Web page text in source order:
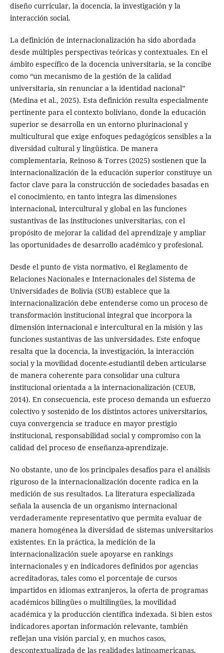
diseño curricular, la docencia, la investigación y la
interacción social.
La definición de internacionalización ha sido abordada
desde múltiples perspectivas teóricas y contextuales. En el
ámbito específico de la docencia universitaria, se la concibe
como “un mecanismo de la gestión de la calidad
universitaria, sin renunciar a la identidad nacional”
(Medina et al., 2025). Esta definición resulta especialmente
pertinente para el contexto boliviano, donde la educación
superior se desarrolla en un entorno plurinacional y
multicultural que exige enfoques pedagógicos sensibles a la
diversidad cultural y lingüística. De manera
complementaria, Reinoso & Torres (2025) sostienen que la
internacionalización de la educación superior constituye un
factor clave para la construcción de sociedades basadas en
el conocimiento, en tanto integra las dimensiones
internacional, intercultural y global en las funciones
sustantivas de las instituciones universitarias, con el
propósito de mejorar la calidad del aprendizaje y ampliar
las oportunidades de desarrollo académico y profesional.
Desde el punto de vista normativo, el Reglamento de
Relaciones Nacionales e Internacionales del Sistema de
Universidades de Bolivia (SUB) establece que la
internacionalización debe entenderse como un proceso de
transformación institucional integral que incorpora la
dimensión internacional e intercultural en la misión y las
funciones sustantivas de las universidades. Este enfoque
resalta que la docencia, la investigación, la interacción
social y la movilidad docente-estudiantil deben articularse
de manera coherente para consolidar una cultura
institucional orientada a la internacionalización (CEUB,
2014). En consecuencia, este proceso demanda un esfuerzo
colectivo y sostenido de los distintos actores universitarios,
cuya convergencia se traduce en mayor prestigio
institucional, responsabilidad social y compromiso con la
calidad del proceso de enseñanza-aprendizaje.
No obstante, uno de los principales desafíos para el análisis
riguroso de la internacionalización docente radica en la
medición de sus resultados. La literatura especializada
señala la ausencia de un organismo internacional
verdaderamente representativo que permita evaluar de
manera homogénea la diversidad de sistemas universitarios
existentes. En la práctica, la medición de la
internacionalización suele apoyarse en rankings
internacionales y en indicadores definidos por agencias
acreditadoras, tales como el porcentaje de cursos
impartidos en idiomas extranjeros, la oferta de programas
académicos bilingües o multilingües, la movilidad
académica y la producción científica indexada. Si bien estos
indicadores aportan información relevante, también
reflejan una visión parcial y, en muchos casos,
descontextualizada de las realidades latinoamericanas.